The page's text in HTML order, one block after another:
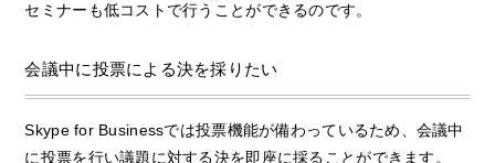
セミナーも低コストで行うことができるのです。
会議中に投票による決を採りたい
Skype for Businessでは投票機能が備わっているため、会議中
に投票を行い議題に対する決を即座に採ることができます。